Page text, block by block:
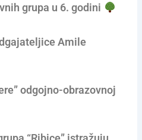
grupa u 6. godini
Amile
odgojno-obrazovnoj